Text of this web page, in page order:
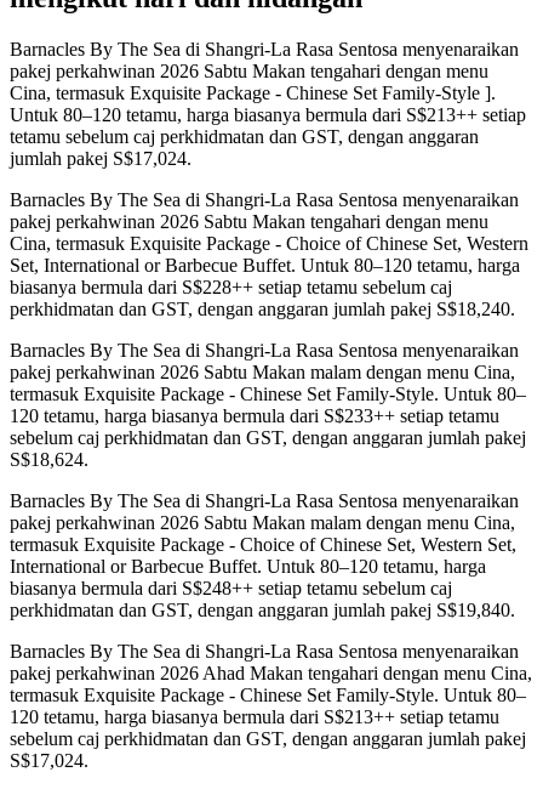
Barnacles By The Sea di Shangri-La Rasa Sentosa menyenaraikan
pakej perkahwinan 2026 Sabtu Makan tengahari dengan menu
Cina, termasuk Exquisite Package - Chinese Set Family-Style ].
Untuk 80–120 tetamu, harga biasanya bermula dari S$213++ setiap
tetamu sebelum caj perkhidmatan dan GST, dengan anggaran
jumlah pakej S$17,024.
Barnacles By The Sea di Shangri-La Rasa Sentosa menyenaraikan
pakej perkahwinan 2026 Sabtu Makan tengahari dengan menu
Cina, termasuk Exquisite Package - Choice of Chinese Set, Western
Set, International or Barbecue Buffet. Untuk 80–120 tetamu, harga
biasanya bermula dari S$228++ setiap tetamu sebelum caj
perkhidmatan dan GST, dengan anggaran jumlah pakej S$18,240.
Barnacles By The Sea di Shangri-La Rasa Sentosa menyenaraikan
pakej perkahwinan 2026 Sabtu Makan malam dengan menu Cina,
termasuk Exquisite Package - Chinese Set Family-Style. Untuk 80–
120 tetamu, harga biasanya bermula dari S$233++ setiap tetamu
sebelum caj perkhidmatan dan GST, dengan anggaran jumlah pakej
S$18,624.
Barnacles By The Sea di Shangri-La Rasa Sentosa menyenaraikan
pakej perkahwinan 2026 Sabtu Makan malam dengan menu Cina,
termasuk Exquisite Package - Choice of Chinese Set, Western Set,
International or Barbecue Buffet. Untuk 80–120 tetamu, harga
biasanya bermula dari S$248++ setiap tetamu sebelum caj
perkhidmatan dan GST, dengan anggaran jumlah pakej S$19,840.
Barnacles By The Sea di Shangri-La Rasa Sentosa menyenaraikan
pakej perkahwinan 2026 Ahad Makan tengahari dengan menu Cina,
termasuk Exquisite Package - Chinese Set Family-Style. Untuk 80–
120 tetamu, harga biasanya bermula dari S$213++ setiap tetamu
sebelum caj perkhidmatan dan GST, dengan anggaran jumlah pakej
S$17,024.